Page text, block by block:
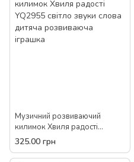
Музичний розвиваючий
килимок Хвиля радості
YQ2955 світло звуки слова
дитяча розвиваюча іграшка
325.00 грн